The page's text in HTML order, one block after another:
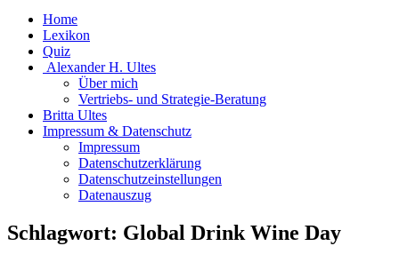
Home
Lexikon
Quiz
Alexander H. Ultes
Über mich
Vertriebs- und Strategie-Beratung
Britta Ultes
Impressum & Datenschutz
Impressum
Datenschutzerklärung
Datenschutzeinstellungen
Datenauszug
Schlagwort: Global Drink Wine Day